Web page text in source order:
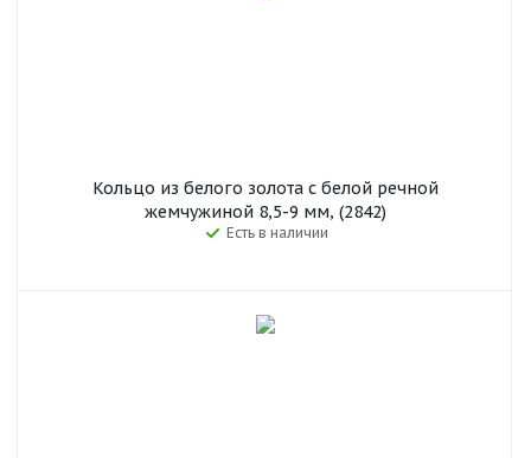
Кольцо из белого золота с белой речной
жемчужиной 8,5-9 мм, (2842)
Есть в наличии